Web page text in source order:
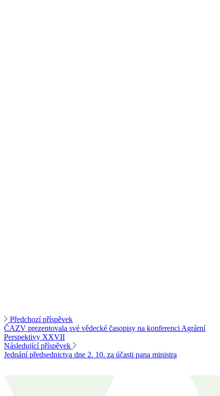
Předchozí příspěvek
ČAZV prezentovala své vědecké časopisy na konferenci Agrární
Perspektivy XXVII
Následující příspěvek
Jednání předsednictva dne 2. 10. za účasti pana ministra